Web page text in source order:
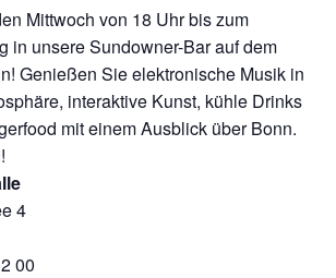
Mittwoch von 18 Uhr bis zum
in unsere Sundowner-Bar auf dem
Genießen Sie elektronische Musik in
interaktive Kunst, kühle Drinks
mit einem Ausblick über Bonn.
4
00